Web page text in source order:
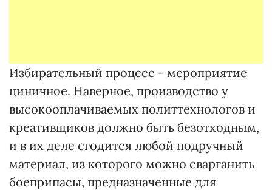
Избирательный процесс - мероприятие
циничное. Наверное, производство у
высокооплачиваемых политтехнологов и
креативщиков должно быть безотходным,
и в их деле сгодится любой подручный
материал, из которого можно сварганить
боеприпасы, предназначенные для